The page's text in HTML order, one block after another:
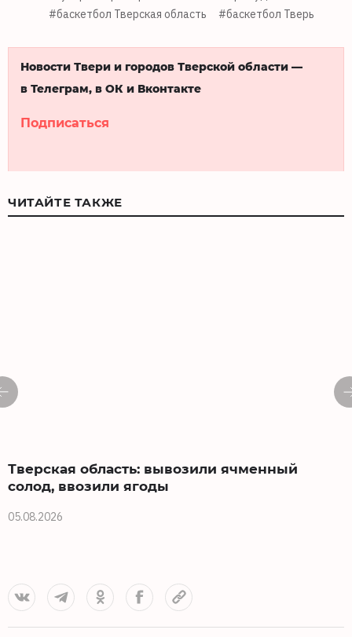
#баскетбол Тверская область
#баскетбол Тверь
Новости Твери и городов Тверской области —
в Телеграм, в ОК и Вконтакте
Подписаться
ЧИТАЙТЕ ТАКЖЕ
Тверская область: вывозили ячменный
солод, ввозили ягоды
05.08.2026